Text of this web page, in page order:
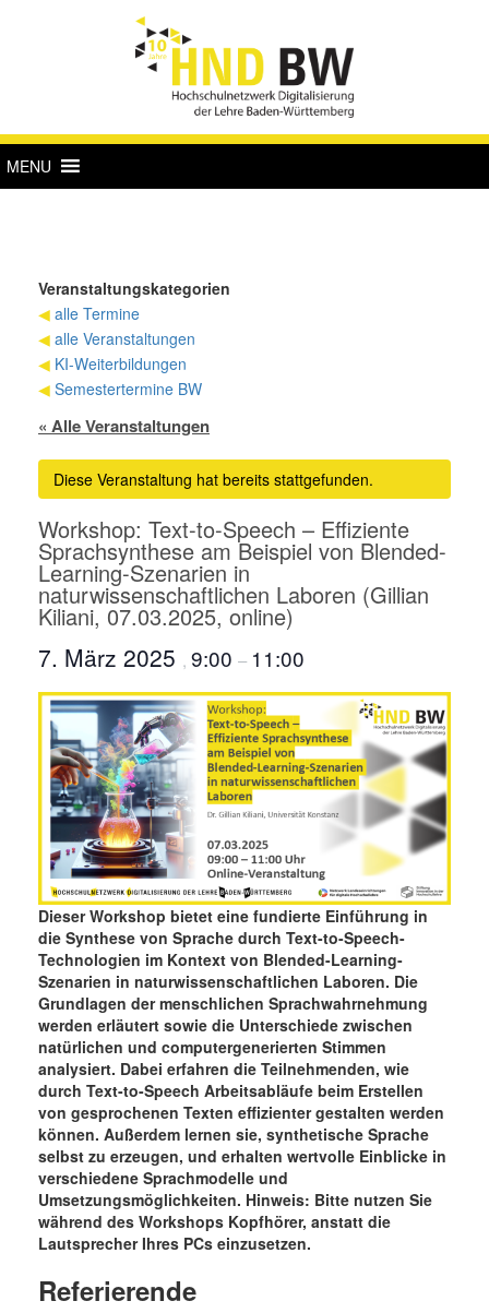
MENU
Veranstaltungskategorien
◀ alle Termine
◀ alle Veranstaltungen
◀ KI-Weiterbildungen
◀ Semestertermine BW
« Alle Veranstaltungen
Diese Veranstaltung hat bereits stattgefunden.
Workshop: Text-to-Speech – Effiziente
Sprachsynthese am Beispiel von Blended-
Learning-Szenarien in
naturwissenschaftlichen Laboren (Gillian
Kiliani, 07.03.2025, online)
7. März 2025 , 9:00 – 11:00
Dieser Workshop bietet eine fundierte Einführung in
die Synthese von Sprache durch Text-to-Speech-
Technologien im Kontext von Blended-Learning-
Szenarien in naturwissenschaftlichen Laboren. Die
Grundlagen der menschlichen Sprachwahrnehmung
werden erläutert sowie die Unterschiede zwischen
natürlichen und computergenerierten Stimmen
analysiert. Dabei erfahren die Teilnehmenden, wie
durch Text-to-Speech Arbeitsabläufe beim Erstellen
von gesprochenen Texten effizienter gestalten werden
können. Außerdem lernen sie, synthetische Sprache
selbst zu erzeugen, und erhalten wertvolle Einblicke in
verschiedene Sprachmodelle und
Umsetzungsmöglichkeiten. Hinweis: Bitte nutzen Sie
während des Workshops Kopfhörer, anstatt die
Lautsprecher Ihres PCs einzusetzen.
Referierende